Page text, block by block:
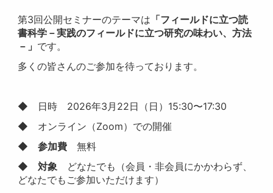
第3回公開セミナーのテーマは 「フィールドに立つ読
書科学－実践のフィールドに立つ研究の味わい、方法
－」 です。
多くの皆さんのご参加を待っております。
◆ 日時 2026年3月22日（日）15:30〜17:30
◆ オンライン（Zoom）での開催
◆ 参加費 無料
◆ 対象 どなたでも（会員・非会員にかかわらず、
どなたでもご参加いただけます）